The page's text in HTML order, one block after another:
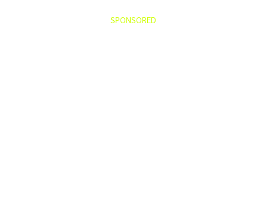
SPONSORED